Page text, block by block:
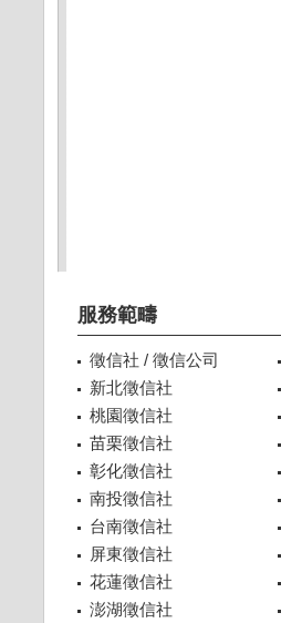
服務範疇
徵信社 / 徵信公司
新北徵信社
桃園徵信社
苗栗徵信社
彰化徵信社
南投徵信社
台南徵信社
屏東徵信社
花蓮徵信社
澎湖徵信社